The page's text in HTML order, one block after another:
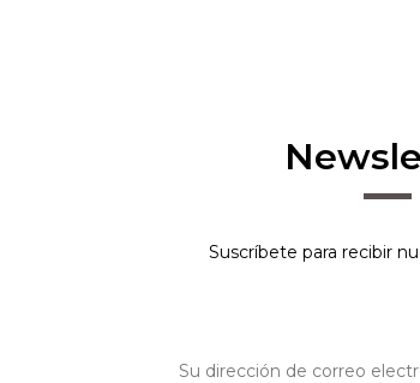
Suscríbete para recibir